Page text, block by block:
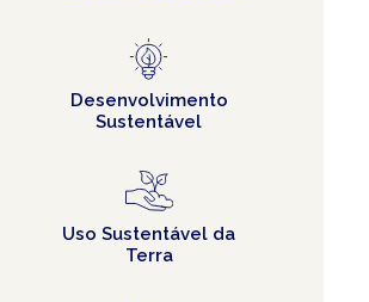
Desenvolvimento
Sustentável
Uso Sustentável da
Terra